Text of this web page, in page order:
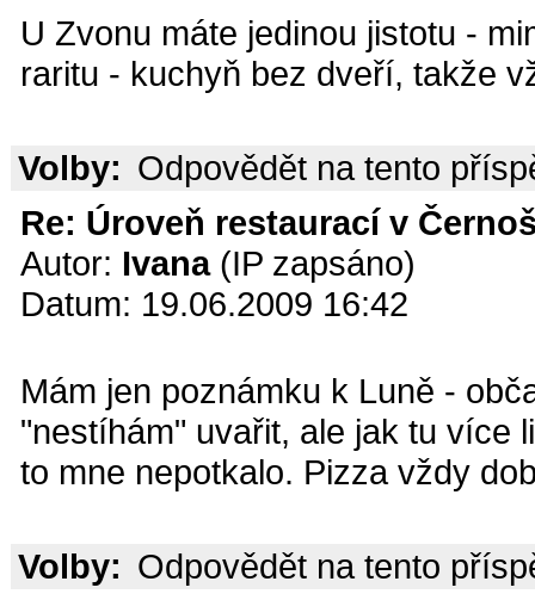
U Zvonu máte jedinou jistotu -
raritu - kuchyň bez dveří, takže
Volby: Odpovědět na tento
Re: Úroveň restaurací v
Autor: Ivana(IP zapsáno)
Datum: 19.06.2009 16:42
Mám jen poznámku k Luně -
"nestíhám" uvařit, ale jak tu více
to mne nepotkalo. Pizza vždy
Volby: Odpovědět na tento